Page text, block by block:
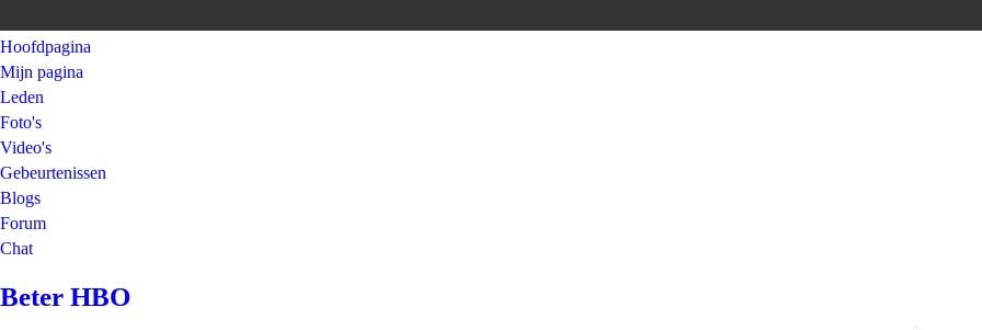
Hoofdpagina
Mijn pagina
Leden
Foto's
Video's
Gebeurtenissen
Blogs
Forum
Chat
Beter HBO